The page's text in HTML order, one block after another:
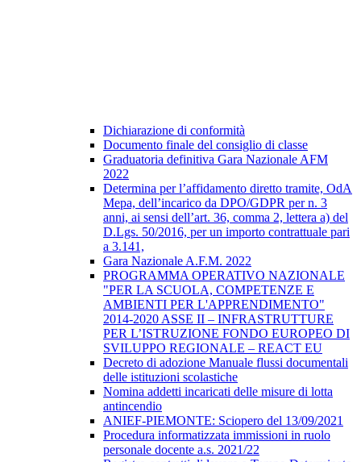
Dichiarazione di conformità
Documento finale del consiglio di classe
Graduatoria definitiva Gara Nazionale AFM
2022
Determina per l’affidamento diretto tramite, OdA
Mepa, dell’incarico da DPO/GDPR per n. 3
anni, ai sensi dell’art. 36, comma 2, lettera a) del
D.Lgs. 50/2016, per un importo contrattuale pari
a 3.141,
Gara Nazionale A.F.M. 2022
PROGRAMMA OPERATIVO NAZIONALE
"PER LA SCUOLA, COMPETENZE E
AMBIENTI PER L'APPRENDIMENTO"
2014-2020 ASSE II – INFRASTRUTTURE
PER L’ISTRUZIONE FONDO EUROPEO DI
SVILUPPO REGIONALE – REACT EU
Decreto di adozione Manuale flussi documentali
delle istituzioni scolastiche
Nomina addetti incaricati delle misure di lotta
antincendio
ANIEF-PIEMONTE: Sciopero del 13/09/2021
Procedura informatizzata immissioni in ruolo
personale docente a.s. 2021/22